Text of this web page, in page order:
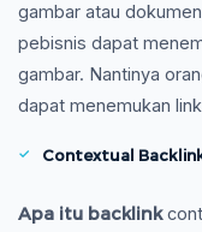
gambar atau
pebisnis dapat
gambar. Nantinya
dapat menemukan
Contextual
Apa itu backlink